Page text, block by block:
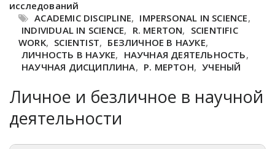
исследований
ACADEMIC DISCIPLINE, IMPERSONAL IN SCIENCE,
INDIVIDUAL IN SCIENCE, R. MERTON, SCIENTIFIC
WORK, SCIENTIST, БЕЗЛИЧНОЕ В НАУКЕ,
ЛИЧНОСТЬ В НАУКЕ, НАУЧНАЯ ДЕЯТЕЛЬНОСТЬ,
НАУЧНАЯ ДИСЦИПЛИНА, Р. МЕРТОН, УЧЕНЫЙ
Личное и безличное в научной
деятельности